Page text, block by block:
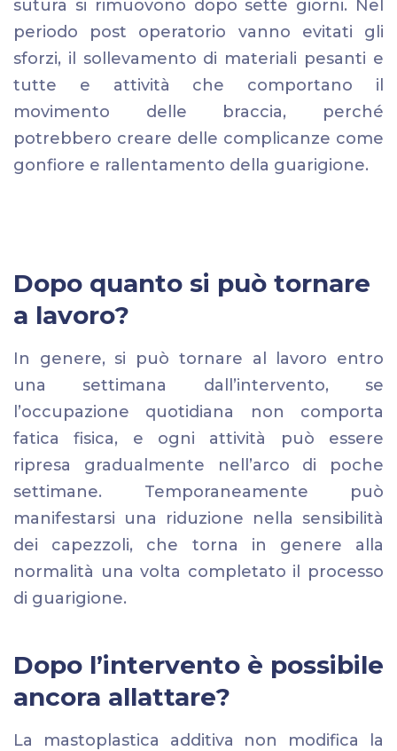
sutura si rimuovono dopo sette giorni. Nel
periodo post operatorio vanno evitati gli
sforzi, il sollevamento di materiali pesanti e
tutte e attività che comportano il
movimento delle braccia, perché
potrebbero creare delle complicanze come
gonfiore e rallentamento della guarigione.
Dopo quanto si può tornare
a lavoro?
In genere, si può tornare al lavoro entro
una settimana dall’intervento, se
l’occupazione quotidiana non comporta
fatica fisica, e ogni attività può essere
ripresa gradualmente nell’arco di poche
settimane. Temporaneamente può
manifestarsi una riduzione nella sensibilità
dei capezzoli, che torna in genere alla
normalità una volta completato il processo
di guarigione.
Dopo l’intervento è possibile
ancora allattare?
La mastoplastica additiva non modifica la